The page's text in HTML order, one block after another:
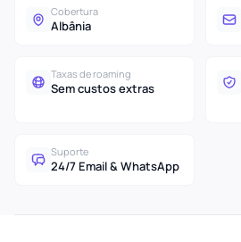
Cobertura
Albânia
Taxas de roaming
Sem custos extras
Suporte
24/7 Email & WhatsApp